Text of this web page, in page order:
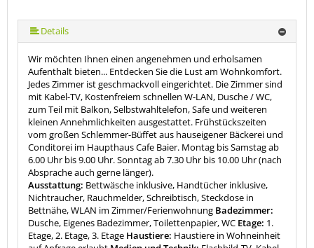
Details
Wir möchten Ihnen einen angenehmen und erholsamen
Aufenthalt bieten... Entdecken Sie die Lust am Wohnkomfort.
Jedes Zimmer ist geschmackvoll eingerichtet. Die Zimmer sind
mit Kabel-TV, Kostenfreiem schnellen W-LAN, Dusche / WC,
zum Teil mit Balkon, Selbstwahltelefon, Safe und weiteren
kleinen Annehmlichkeiten ausgestattet. Frühstückszeiten
vom großen Schlemmer-Büffet aus hauseigener Bäckerei und
Conditorei im Haupthaus Cafe Baier. Montag bis Samstag ab
6.00 Uhr bis 9.00 Uhr. Sonntag ab 7.30 Uhr bis 10.00 Uhr (nach
Absprache auch gerne länger).
Ausstattung: Bettwäsche inklusive, Handtücher inklusive,
Nichtraucher, Rauchmelder, Schreibtisch, Steckdose in
Bettnähe, WLAN im Zimmer/Ferienwohnung Badezimmer:
Dusche, Eigenes Badezimmer, Toilettenpapier, WC Etage: 1.
Etage, 2. Etage, 3. Etage Haustiere: Haustiere in Wohneinheit